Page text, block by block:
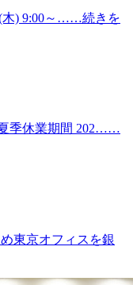
(木) 9:00～……続きを
季休業期間 202……
東京オフィスを銀